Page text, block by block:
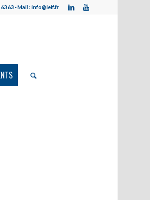
63 63 - Mail : info@ieif.fr